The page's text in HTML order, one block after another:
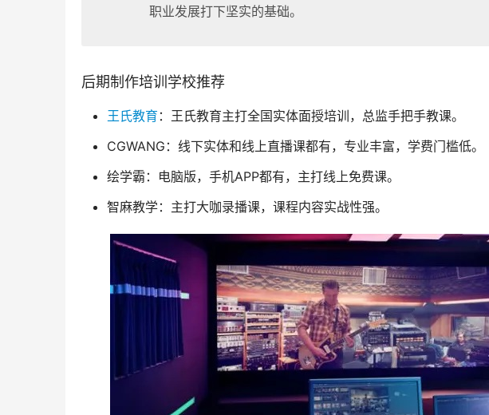
职业发展打下坚实的基础。
后期制作培训学校推荐
王氏教育 ：王氏教育主打全国实体面授培训，总监手把手教课。
CGWANG：线下实体和线上直播课都有，专业丰富，学费门槛低。
绘学霸：电脑版，手机APP都有，主打线上免费课。
智麻教学：主打大咖录播课，课程内容实战性强。